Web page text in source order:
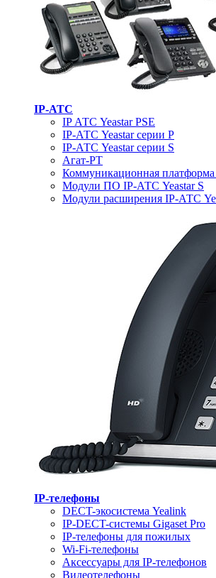
IP-АТС
IP АТС Yeastar PSE
IP-АТС Yeastar серии P
IP-АТС Yeastar серии S
Агат-РТ
Коммуникационная
Модули ПО IP-АТС Yeastar S
Модули расширения IP-АТС
IP-телефоны
DECT-экосистема Yealink
IP-DECT-системы Gigaset Pro
IP-телефоны для пожилых
Wi-Fi-телефоны
Аксессуары для IP-телефонов
Видеотелефоны